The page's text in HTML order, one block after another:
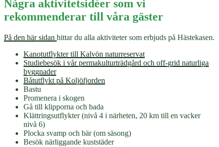
Några aktivitetsidéer som vi
rekommenderar till våra gäster
På den här sidan hittar du alla aktiviteter som erbjuds på Hästekasen.
Kanotutflykter till Kalvön naturreservat
Studiebesök i vår permakulturträdgård och off-grid naturliga
byggnader
Båtutflykt på Koljöfjorden
Bastu
Promenera i skogen
Gå till klipporna och bada
Klättringsutflykter (nivå 4 i närheten, 20 km till en vacker
nivå 6)
Plocka svamp och bär (om säsong)
Besök närliggande kuststäder